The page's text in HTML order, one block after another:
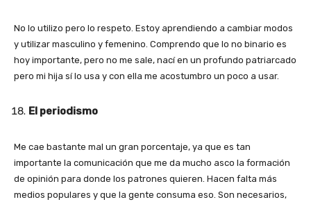
No lo utilizo pero lo respeto. Estoy aprendiendo a cambiar modos
y utilizar masculino y femenino. Comprendo que lo no binario es
hoy importante, pero no me sale, nací en un profundo patriarcado
pero mi hija sí lo usa y con ella me acostumbro un poco a usar.
El periodismo
Me cae bastante mal un gran porcentaje, ya que es tan
importante la comunicación que me da mucho asco la formación
de opinión para donde los patrones quieren. Hacen falta más
medios populares y que la gente consuma eso. Son necesarios,